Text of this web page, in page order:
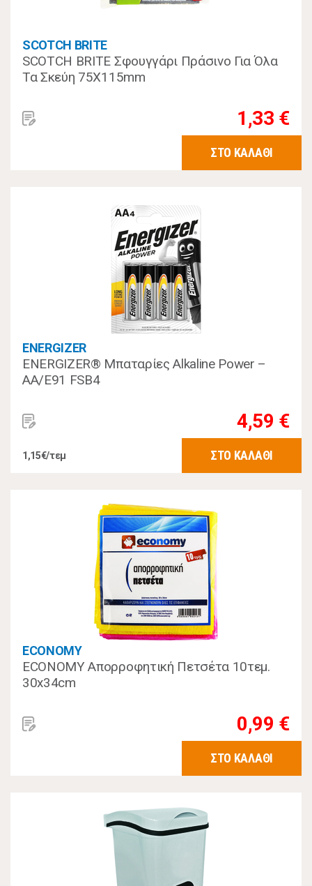
SCOTCH BRITE
SCOTCH BRITE Σφουγγάρι Πράσινο Για Όλα
Τα Σκεύη 75Χ115mm
1,33 €
ΣΤΟ ΚΑΛΑΘΙ
ENERGIZER
ENERGIZER® Μπαταρίες Alkaline Power –
AA/Ε91 FSB4
4,59 €
1,15€/τεμ ΣΤΟ ΚΑΛΑΘΙ
ECONOMY
ECONOMY Απορροφητική Πετσέτα 10τεμ.
30x34cm
0,99 €
ΣΤΟ ΚΑΛΑΘΙ